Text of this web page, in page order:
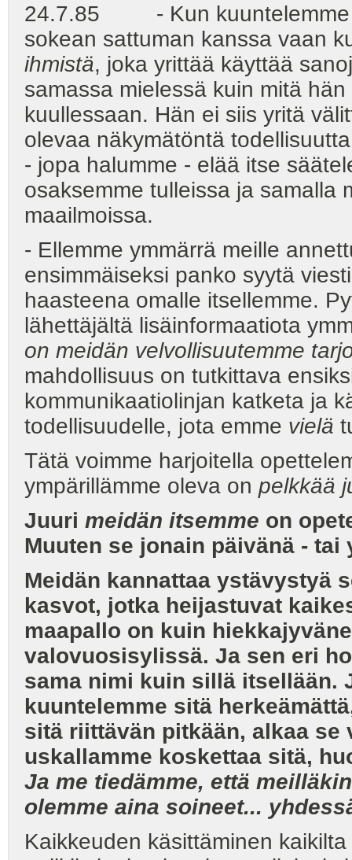
24.7.85 - Kun kuuntelemme
sokean sattuman kanssa vaan
ihmistä, joka yrittää käyttää
samassa mielessä kuin mitä
kuullessaan. Hän ei siis yritä
olevaa näkymätöntä
- jopa halumme - elää itse
osaksemme tulleissa ja samalla
maailmoissa.
- Ellemme ymmärrä meille
ensimmäiseksi panko syytä
haasteena omalle itsellemme.
lähettäjältä lisäinformaatiota
on meidän velvollisuutemme
mahdollisuus on tutkittava
kommunikaatiolinjan katketa ja
todellisuudelle, jota emme vielä
Tätä voimme harjoitella
ympärillämme oleva on pelkkää
Juuri meidän itsemme on
Muuten se jonain päivänä -
Meidän kannattaa ystävystyä
kasvot, jotka heijastuvat
maapallo on kuin
valovuosisylissä. Ja sen eri
sama nimi kuin sillä itsellään.
kuuntelemme sitä
sitä riittävän pitkään, alkaa
uskallamme koskettaa sitä,
Ja me tiedämme, että
olemme aina soineet...
Kaikkeuden käsittäminen